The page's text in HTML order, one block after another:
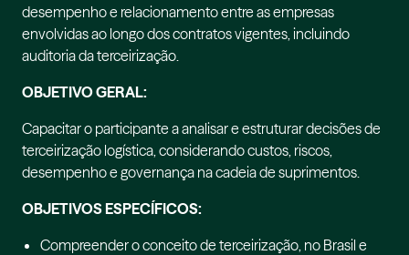
desempenho e relacionamento entre as empresas
envolvidas ao longo dos contratos vigentes, incluindo
auditoria da terceirização.
OBJETIVO GERAL:
Capacitar o participante a analisar e estruturar decisões de
terceirização logística, considerando custos, riscos,
desempenho e governança na cadeia de suprimentos.
OBJETIVOS ESPECÍFICOS:
Compreender o conceito de terceirização, no Brasil e